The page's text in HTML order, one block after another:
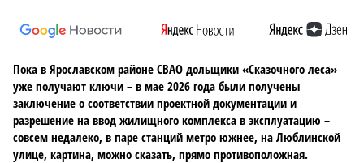
Пока в Ярославском районе СВАО дольщики «Сказочного леса»
уже получают ключи – в мае 2026 года были получены
заключение о соответствии проектной документации и
разрешение на ввод жилищного комплекса в эксплуатацию –
совсем недалеко, в паре станций метро южнее, на Люблинской
улице, картина, можно сказать, прямо противоположная.